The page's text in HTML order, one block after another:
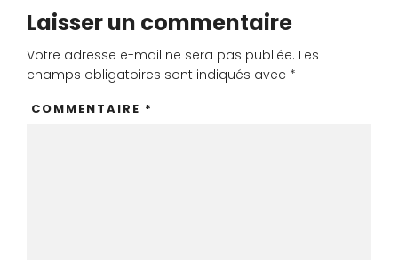
Laisser un commentaire
Votre adresse e-mail ne sera pas publiée. Les
champs obligatoires sont indiqués avec *
COMMENTAIRE *